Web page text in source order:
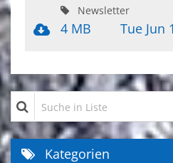
Newsletter
4 MB Tue Jun
Suche in Liste
Kategorien